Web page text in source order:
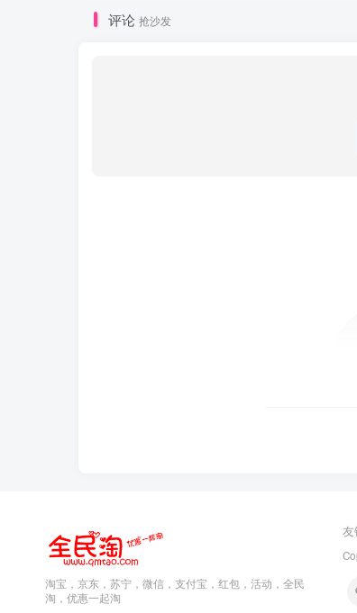
评论 抢沙发
淘宝，京东，苏宁，微信，支付宝，红包，活动，全民
淘，优惠一起淘